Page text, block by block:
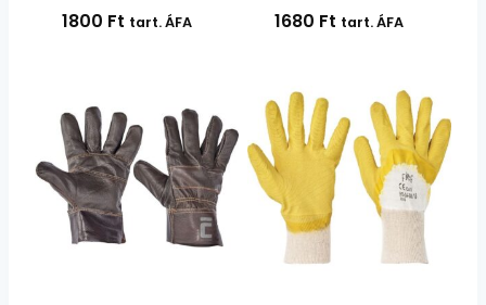
1800 Ft tart. ÁFA 1680 Ft tart. ÁFA